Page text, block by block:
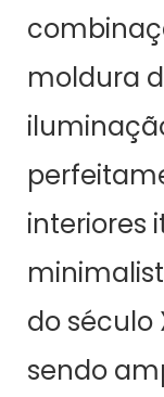
moldura
interiores
do século
sendo